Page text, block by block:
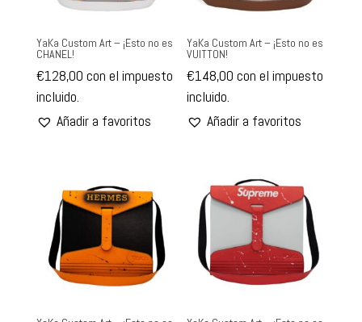
YaKa Custom Art – ¡Esto no es
CHANEL!
€128,00 con el impuesto
incluido.
Añadir a favoritos
YaKa Custom Art – ¡Esto no es
VUITTON!
€148,00 con el impuesto
incluido.
Añadir a favoritos